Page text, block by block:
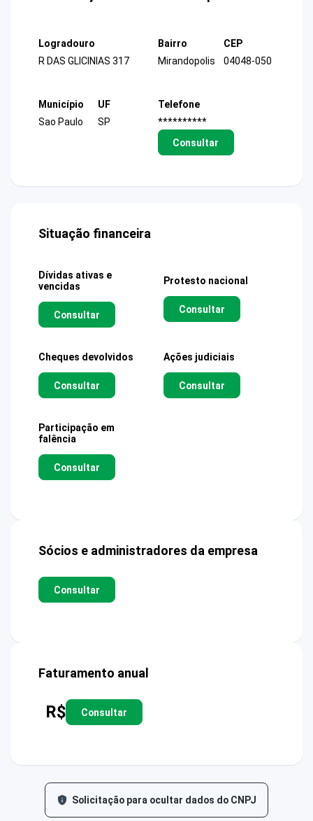
Logradouro
R DAS GLICINIAS 317
Bairro
Mirandopolis
CEP
04048-050
Município
Sao Paulo
UF
SP
Telefone
**********
Consultar
Situação financeira
Dívidas ativas e
vencidas
Consultar
Protesto nacional
Consultar
Cheques devolvidos
Consultar
Ações judiciais
Consultar
Participação em
falência
Consultar
Sócios e administradores da empresa
Consultar
Faturamento anual
R$ Consultar
Solicitação para ocultar dados do CNPJ